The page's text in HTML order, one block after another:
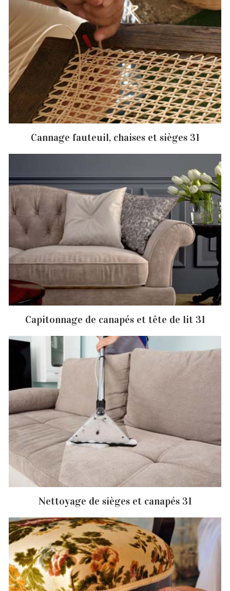
Cannage fauteuil, chaises et sièges 31
Capitonnage de canapés et tête de lit 31
Nettoyage de sièges et canapés 31